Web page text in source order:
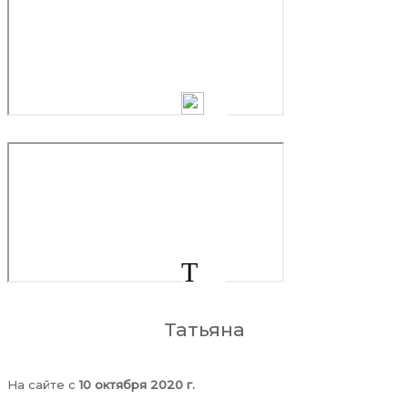
Т
Татьяна
На сайте c10 октября 2020 г.